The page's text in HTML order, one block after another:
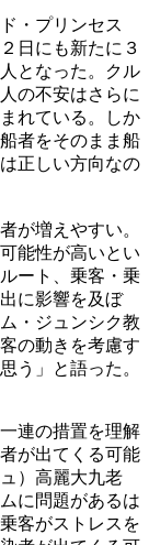
・プリンセス
日にも新たに３
となった。クル
の不安はさらに
れている。しか
者をそのまま船
正しい方向なの
が増えやすい。
能性が高いとい
ート、乗客・乗
に影響を及ぼ
・ジュンシク教
の動きを考慮す
う」と語った。
連の措置を理解
が出てくる可能
）高麗大九老
に問題があるは
客がストレスを